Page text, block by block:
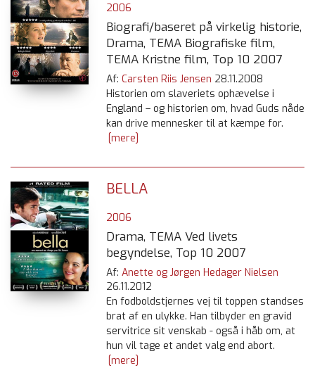
2006
Biografi/baseret på virkelig historie,
Drama, TEMA Biografiske film,
TEMA Kristne film, Top 10 2007
Af: Carsten Riis Jensen 28.11.2008
Historien om slaveriets ophævelse i
England – og historien om, hvad Guds nåde
kan drive mennesker til at kæmpe for.
[mere]
BELLA
2006
Drama, TEMA Ved livets
begyndelse, Top 10 2007
Af: Anette og Jørgen Hedager Nielsen
26.11.2012
En fodboldstjernes vej til toppen standses
brat af en ulykke. Han tilbyder en gravid
servitrice sit venskab - også i håb om, at
hun vil tage et andet valg end abort.
[mere]